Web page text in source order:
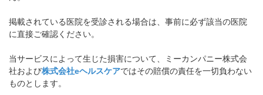
掲載されている医院を受診される場合は、事前に必ず該当の医院
に直接ご確認ください。
当サービスによって生じた損害について、ミーカンパニー株式会
社および株式会社eヘルスケアではその賠償の責任を一切負わない
ものとします。